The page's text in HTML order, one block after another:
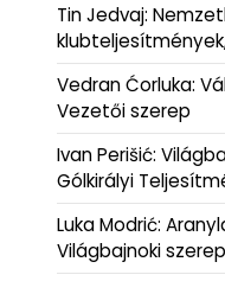
Tin Jedvaj:
Vedran Ćorluka:
Vezetői szerep
Ivan Perišić:
Gólkirályi
Luka Modrić:
Világbajnoki